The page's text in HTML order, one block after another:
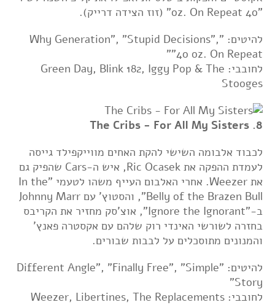
"40 oz. On Repeat" (זוז הצידה דרייק).
להיטים: "Why Generation", "Stupid Decisions",
"40 oz. On Repeat"
לחובבי: Green Day, Blink 182, Iggy Pop & The
Stooges
8. The Cribs - For All My Sisters
לכבוד אלבומה השישי להקת האחים מווייקפילד גייסה
לעמדת ההפקה את Ric Ocasek, איש ה-Cars שהפיק גם
את Weezer. אחרי האלבום העייף משהו לטעמי "In the
Belly of the Brazen Bull", והסטוץ' עם Johnny Marr
ב-"Ignore the Ignorant", אוצ'סק מחזיר את הקריבס
בחזרה לשורשי האינדי רוק שלהם עם אקסטרה פאנץ'
והמנונים מתוסכלים על לבבות שבורים.
להיטים: "Different Angle", "Finally Free", "Simple
Story"
לחובבי: Weezer, Libertines, The Replacements